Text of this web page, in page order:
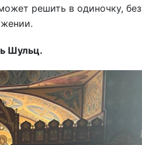
решить в одиночку, без
Шульц.